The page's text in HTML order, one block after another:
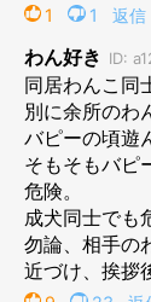
ロに応じること
ース。
自分のときは、
正直なところ、
て思ったりもし
まあ、無理に遊
てんすけが…と
社交的で優しか